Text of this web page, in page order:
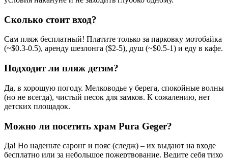
Сколько стоит вход?
Сам пляж бесплатный! Платите только за парковку мотобайка
(~$0.3-0.5), аренду шезлонга ($2-5), душ (~$0.5-1) и еду в кафе.
Подходит ли пляж детям?
Да, в хорошую погоду. Мелководье у берега, спокойные волны
(но не всегда), чистый песок для замков. К сожалению, нет
детских площадок.
Можно ли посетить храм Pura Geger?
Да! Но наденьте саронг и пояс (следж) – их выдают на входе
бесплатно или за небольшое пожертвование. Ведите себя тихо